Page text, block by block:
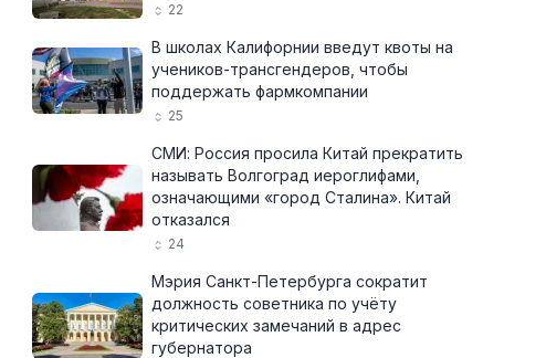
22
В школах Калифорнии введут квоты на
учеников-трансгендеров, чтобы
поддержать фармкомпании
25
СМИ: Россия просила Китай прекратить
называть Волгоград иероглифами,
означающими «город Сталина». Китай
отказался
24
Мэрия Санкт-Петербурга сократит
должность советника по учёту
критических замечаний в адрес
губернатора